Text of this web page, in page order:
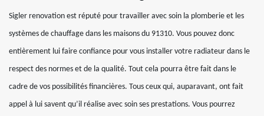
Sigler renovation est réputé pour travailler avec soin la plomberie et les
systèmes de chauffage dans les maisons du 91310. Vous pouvez donc
entièrement lui faire confiance pour vous installer votre radiateur dans le
respect des normes et de la qualité. Tout cela pourra être fait dans le
cadre de vos possibilités financières. Tous ceux qui, auparavant, ont fait
appel à lui savent qu’il réalise avec soin ses prestations. Vous pourrez